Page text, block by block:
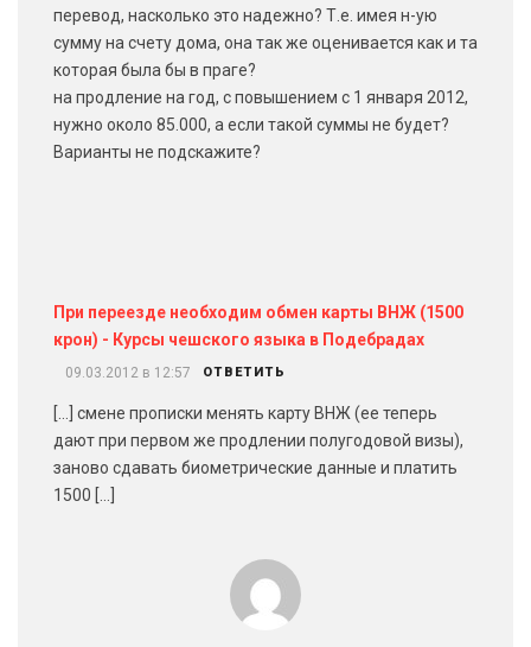
перевод, насколько это надежно? Т.е. имея н-ую
сумму на счету дома, она так же оценивается как и та
которая была бы в праге?
на продление на год, с повышением с 1 января 2012,
нужно около 85.000, а если такой суммы не будет?
Варианты не подскажите?
При переезде необходим обмен карты ВНЖ (1500
крон) - Курсы чешского языка в Подебрадах
09.03.2012 в 12:57 ОТВЕТИТЬ
[…] смене прописки менять карту ВНЖ (ее теперь
дают при первом же продлении полугодовой визы),
заново сдавать биометрические данные и платить
1500 […]